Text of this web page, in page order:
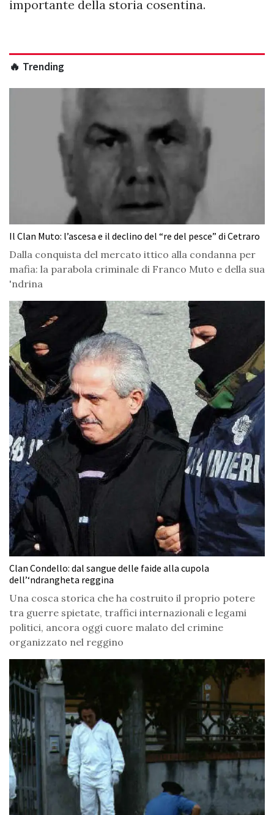
importante della storia cosentina.
🔥 Trending
Il Clan Muto: l’ascesa e il declino del “re del pesce” di Cetraro
Dalla conquista del mercato ittico alla condanna per
mafia: la parabola criminale di Franco Muto e della sua
'ndrina
Clan Condello: dal sangue delle faide alla cupola
dell’‘ndrangheta reggina
Una cosca storica che ha costruito il proprio potere
tra guerre spietate, traffici internazionali e legami
politici, ancora oggi cuore malato del crimine
organizzato nel reggino